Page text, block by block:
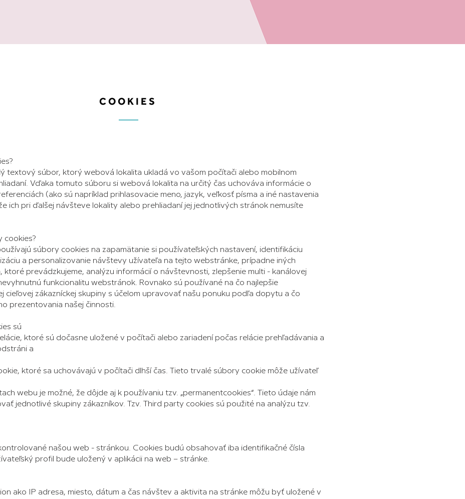
COOKIES
textový súbor, ktorý webová lokalita ukladá vo vašom počítači alebo mobilnom
Vďaka tomuto súboru si webová lokalita na určitý čas uchováva informácie o
(ako sú napríklad prihlasovacie meno, jazyk, veľkosť písma a iné nastavenia
ich pri ďalšej návšteve lokality alebo prehliadaní jej jednotlivých stránok nemusíte
cookies?
súbory cookies na zapamätanie si používateľských nastavení, identifikáciu
a personalizovanie návštevy užívateľa na tejto webstránke, prípadne iných
ktoré prevádzkujeme, analýzu informácií o návštevnosti, zlepšenie multi - kanálovej
funkcionalitu webstránok. Rovnako sú používané na čo najlepšie
cieľovej zákazníckej skupiny s účelom upravovať našu ponuku podľa dopytu a čo
prezentovania našej činnosti.
sú
ktoré sú dočasne uložené v počítači alebo zariadení počas relácie prehľadávania a
a
ktoré sa uchovávajú v počítači dlhší čas. Tieto trvalé súbory cookie môže užívateľ
webu je možné, že dôjde aj k používaniu tzv. „permanentcookies“. Tieto údaje nám
jednotlivé skupiny zákazníkov. Tzv. Third party cookies sú použité na analýzu tzv.
našou web - stránkou. Cookies budú obsahovať iba identifikačné čísla
profil bude uložený v aplikácii na web – stránke.
ako IP adresa, miesto, dátum a čas návštev a aktivita na stránke môžu byť uložené v